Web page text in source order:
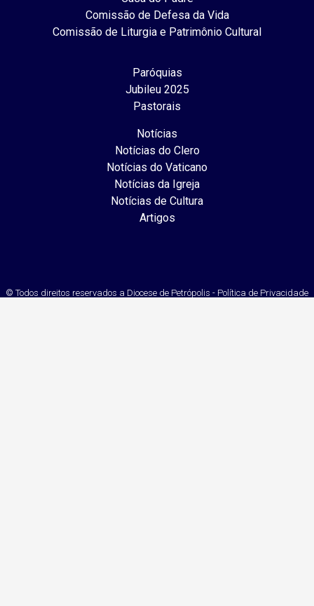
Comissão de Defesa da Vida
Comissão de Liturgia e Patrimônio Cultural
Paróquias
Jubileu 2025
Pastorais
Notícias
Notícias do Clero
Notícias do Vaticano
Notícias da Igreja
Notícias de Cultura
Artigos
© Todos direitos reservados a Diocese de Petrópolis - Política de Privacidade